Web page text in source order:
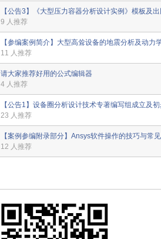
【公告3】《大型压力容器分析设计实例》模板及
9 人推荐
【参编案例简介】大型高耸设备的地震分析及动力
11 人推荐
请大家推荐好用的公式编辑器
4 人推荐
【公告1】设备圈分析设计技术专著编写组成立及
23 人推荐
【案例参编附录部分】Ansys软件操作的技巧与常
12 人推荐